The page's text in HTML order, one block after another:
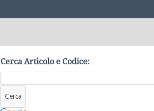
Cerca Articolo e Codice: